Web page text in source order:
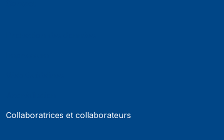
Collaboratrices et collaborateurs